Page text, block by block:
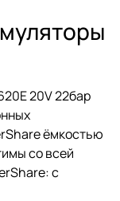
20V 22бар
ёмкостью
со всей
с